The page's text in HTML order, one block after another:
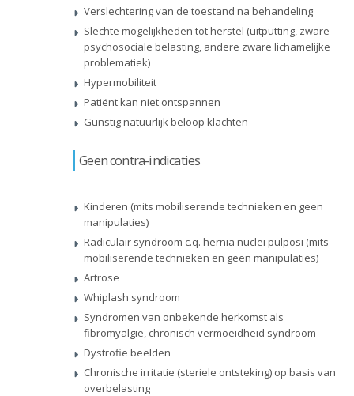
Verslechtering van de toestand na behandeling
Slechte mogelijkheden tot herstel (uitputting, zware
psychosociale belasting, andere zware lichamelijke
problematiek)
Hypermobiliteit
Patiënt kan niet ontspannen
Gunstig natuurlijk beloop klachten
Geen contra-indicaties
Kinderen (mits mobiliserende technieken en geen
manipulaties)
Radiculair syndroom c.q. hernia nuclei pulposi (mits
mobiliserende technieken en geen manipulaties)
Artrose
Whiplash syndroom
Syndromen van onbekende herkomst als
fibromyalgie, chronisch vermoeidheid syndroom
Dystrofie beelden
Chronische irritatie (steriele ontsteking) op basis van
overbelasting